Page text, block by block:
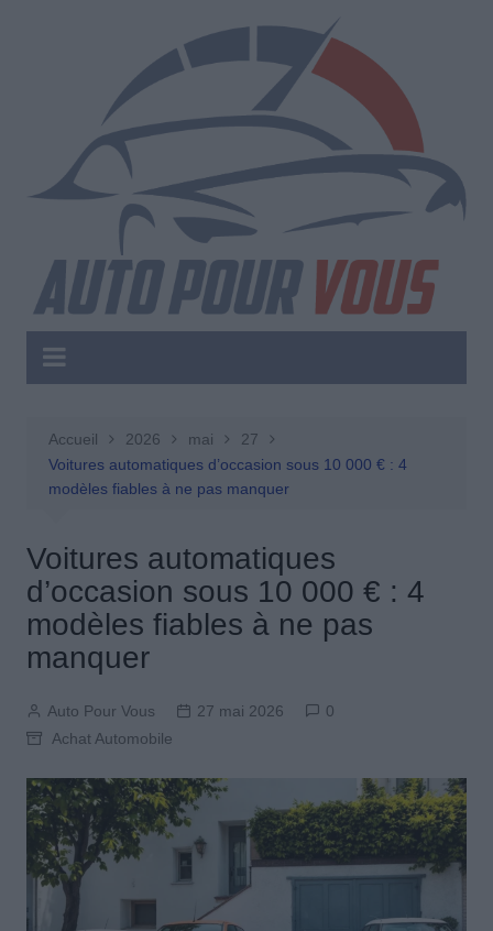
Accueil 2026 mai
27
Voitures automatiques d’occasion sous 10 000 € : 4
modèles fiables à ne pas manquer
Voitures automatiques
d’occasion sous 10 000 € : 4
modèles fiables à ne pas
manquer
Auto Pour Vous 27 mai 2026
0
Achat Automobile